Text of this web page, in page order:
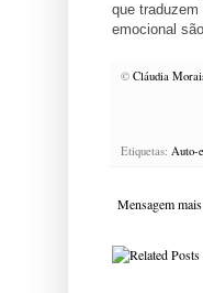
que
emocional
© Cláudia
Etiquetas: Auto-
Mensagem